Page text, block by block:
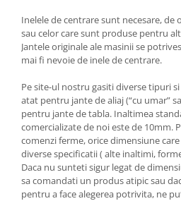
Inelele de centrare sunt necesare,
sau celor care sunt produse pentru
Jantele originale ale masinii se
mai fi nevoie de inele de centrare.
Pe site-ul nostru gasiti diverse tipuri
atat pentru jante de aliaj (“cu umar”
pentru jante de tabla. Inaltimea
comercializate de noi este de 10mm.
comenzi ferme, orice dimensiune
diverse specificatii ( alte inaltimi,
Daca nu sunteti sigur legat de
sa comandati un produs atipic sau
pentru a face alegerea potrivita, ne